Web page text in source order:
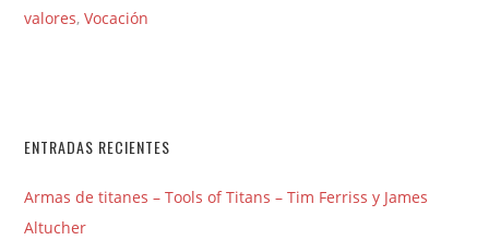
valores,Vocación
ENTRADAS RECIENTES
Armas de titanes – Tools of Titans – Tim Ferriss y James
Altucher